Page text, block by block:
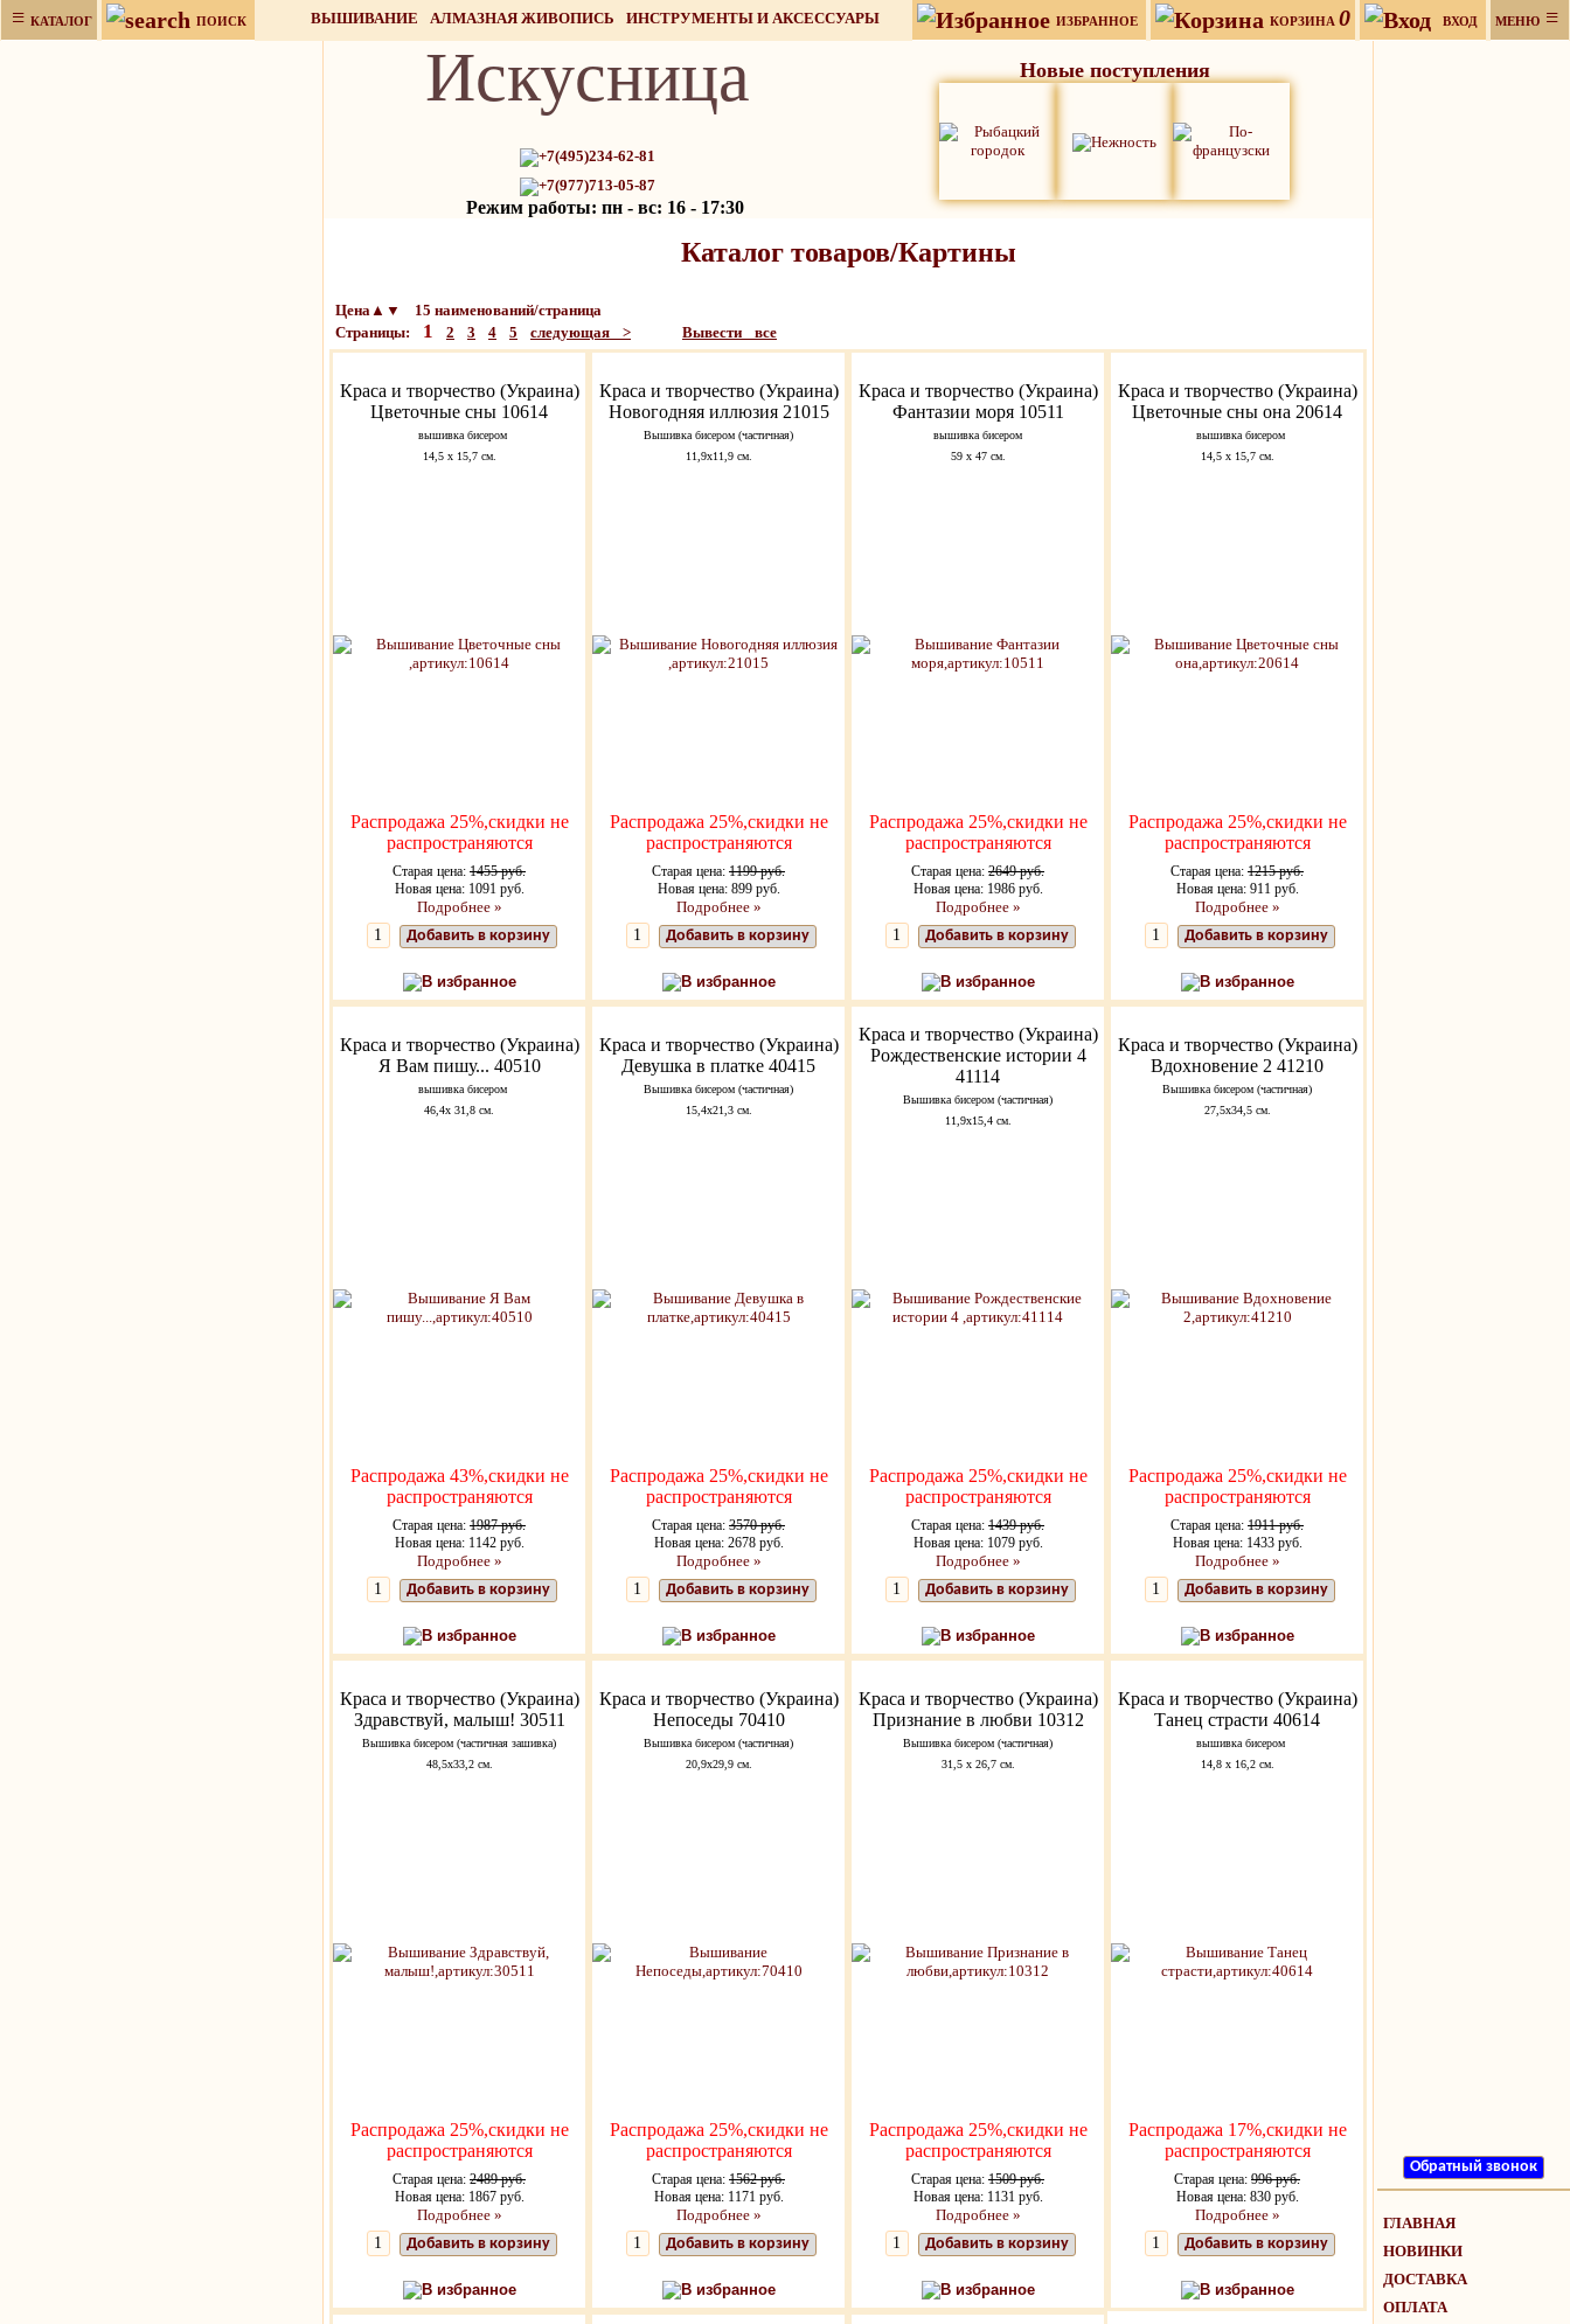
≡ КАТАЛОГ ПОИСК ВЫШИВАНИЕ АЛМАЗНАЯ ЖИВОПИСЬ
ИНСТРУМЕНТЫ И АКСЕССУАРЫ
НАБОРЫ ДЛЯ РУКОДЕЛИЯ
ИЗБРАННОЕ КОРЗИНА 0 ВХОД МЕНЮ ≡
Искусница
+7(495)234-62-81
+7(977)713-05-87
Режим работы: пн - вс: 16 - 17:30
Новые поступления
Каталог товаров/Картины
Цена▲▼ 15 наименований/страница
Страницы: 1 2 3 4 5 следующая > Вывести все
Краса и творчество (Украина)
Цветочные сны 10614
вышивка бисером
14,5 х 15,7 см.
Распродажа 25%,скидки не
распространяются
Старая цена: 1455 руб.
Новая цена: 1091 руб.
Подробнее »
Добавить в корзину
В избранное
Краса и творчество (Украина)
Новогодняя иллюзия 21015
Вышивка бисером (частичная)
11,9х11,9 см.
Распродажа 25%,скидки не
распространяются
Старая цена: 1199 руб.
Новая цена: 899 руб.
Подробнее »
Добавить в корзину
В избранное
Краса и творчество (Украина)
Фантазии моря 10511
вышивка бисером
59 х 47 см.
Распродажа 25%,скидки не
распространяются
Старая цена: 2649 руб.
Новая цена: 1986 руб.
Подробнее »
Добавить в корзину
В избранное
Краса и творчество (Украина)
Цветочные сны она 20614
вышивка бисером
14,5 х 15,7 см.
Распродажа 25%,скидки не
распространяются
Старая цена: 1215 руб.
Новая цена: 911 руб.
Подробнее »
Добавить в корзину
В избранное
Краса и творчество (Украина)
Я Вам пишу... 40510
вышивка бисером
46,4х 31,8 см.
Распродажа 43%,скидки не
распространяются
Старая цена: 1987 руб.
Новая цена: 1142 руб.
Подробнее »
Добавить в корзину
В избранное
Краса и творчество (Украина)
Девушка в платке 40415
Вышивка бисером (частичная)
15,4х21,3 см.
Распродажа 25%,скидки не
распространяются
Старая цена: 3570 руб.
Новая цена: 2678 руб.
Подробнее »
Добавить в корзину
В избранное
Краса и творчество (Украина)
Рождественские истории 4
41114
Вышивка бисером (частичная)
11,9х15,4 см.
Распродажа 25%,скидки не
распространяются
Старая цена: 1439 руб.
Новая цена: 1079 руб.
Подробнее »
Добавить в корзину
В избранное
Краса и творчество (Украина)
Вдохновение 2 41210
Вышивка бисером (частичная)
27,5х34,5 см.
Распродажа 25%,скидки не
распространяются
Старая цена: 1911 руб.
Новая цена: 1433 руб.
Подробнее »
Добавить в корзину
В избранное
Краса и творчество (Украина)
Здравствуй, малыш! 30511
Вышивка бисером (частичная зашивка)
48,5х33,2 см.
Распродажа 25%,скидки не
распространяются
Старая цена: 2489 руб.
Новая цена: 1867 руб.
Подробнее »
Добавить в корзину
В избранное
Краса и творчество (Украина)
Непоседы 70410
Вышивка бисером (частичная)
20,9х29,9 см.
Распродажа 25%,скидки не
распространяются
Старая цена: 1562 руб.
Новая цена: 1171 руб.
Подробнее »
Добавить в корзину
В избранное
Краса и творчество (Украина)
Признание в любви 10312
Вышивка бисером (частичная)
31,5 х 26,7 см.
Распродажа 25%,скидки не
распространяются
Старая цена: 1509 руб.
Новая цена: 1131 руб.
Подробнее »
Добавить в корзину
В избранное
Краса и творчество (Украина)
Танец страсти 40614
вышивка бисером
14,8 х 16,2 см.
Распродажа 17%,скидки не
распространяются
Старая цена: 996 руб.
Новая цена: 830 руб.
Подробнее »
Добавить в корзину
В избранное
ГЛАВНАЯ
НОВИНКИ
ДОСТАВКА
ОПЛАТА